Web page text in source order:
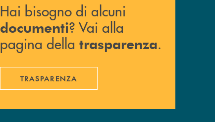
Hai bisogno di alcuni
documenti? Vai alla
pagina della trasparenza.
TRASPARENZA